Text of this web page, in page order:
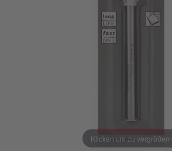
Klicken um zu vergrößern